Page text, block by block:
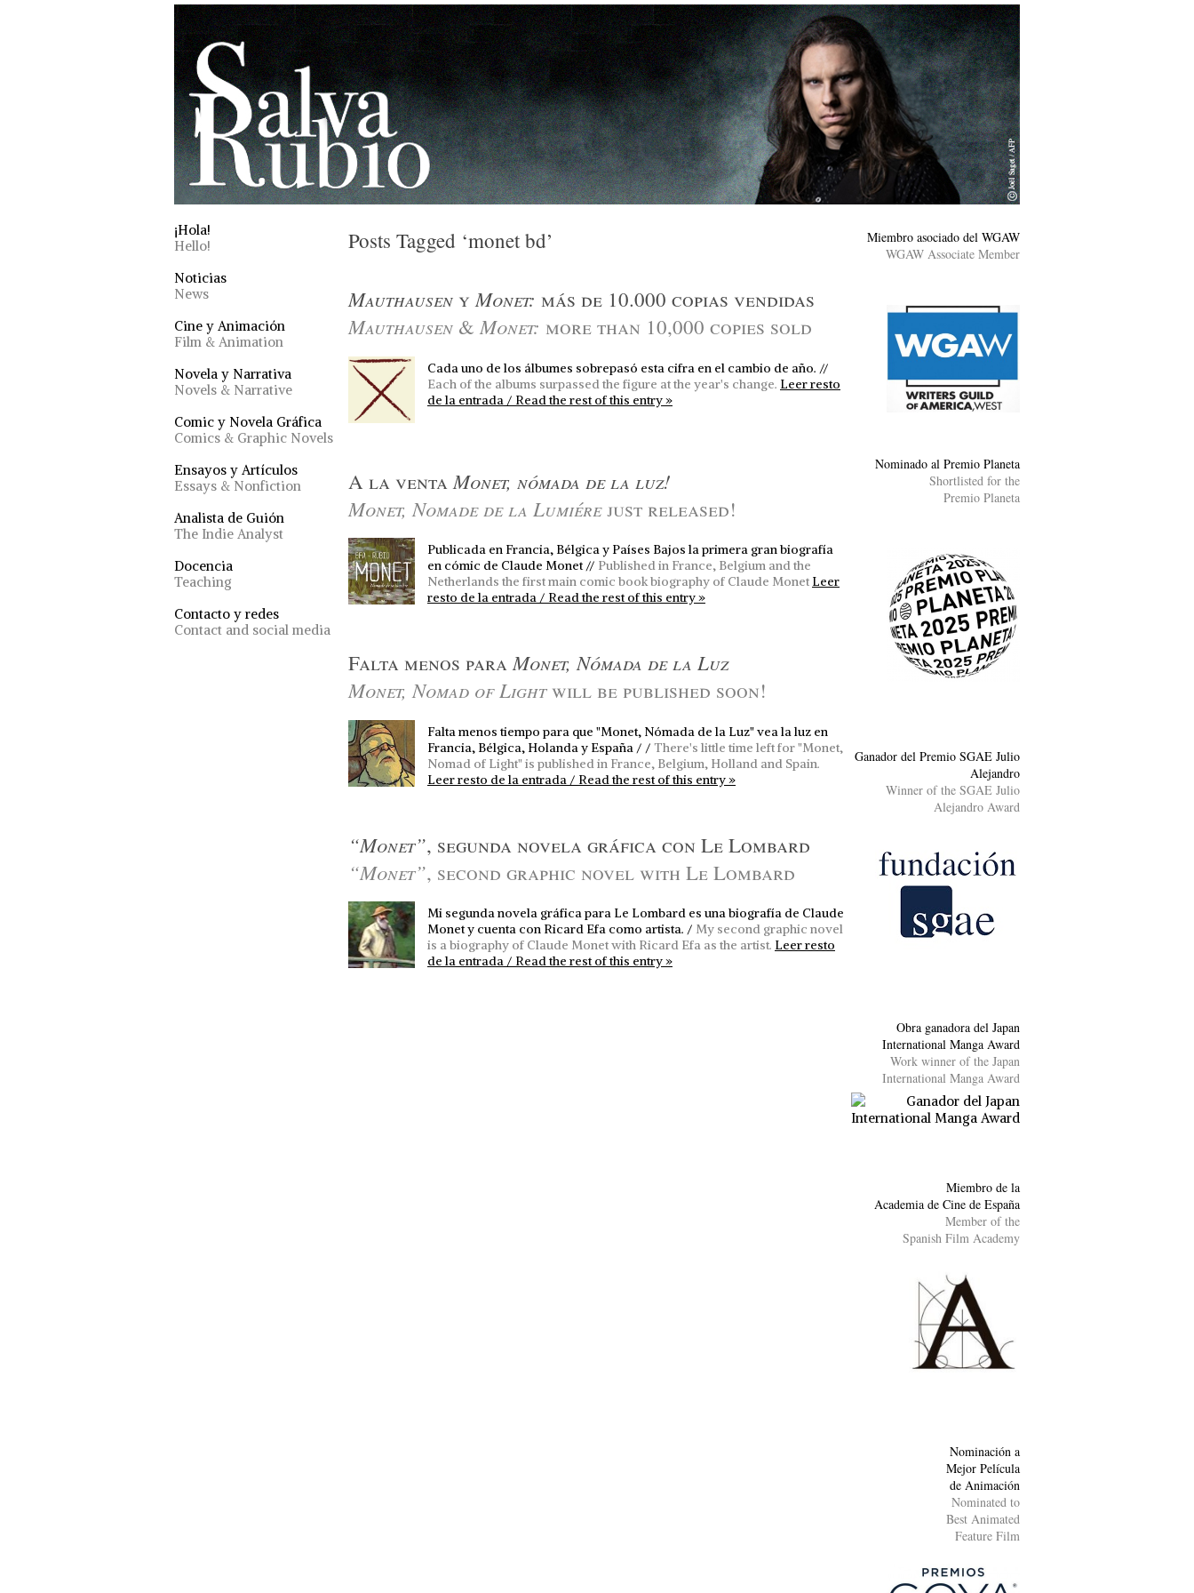
¡Hola!
Hello!
Noticias
News
Cine y Animación
Film & Animation
Novela y Narrativa
Novels & Narrative
Comic y Novela Gráfica
Comics & Graphic Novels
Ensayos y Artículos
Essays & Nonfiction
Analista de Guión
The Indie Analyst
Docencia
Teaching
Contacto y redes
Contact and social media
Posts Tagged ‘monet bd’
Mauthausen yMonet: más de 10.000 copias vendidas
Mauthausen & Monet: more than 10,000 copies sold
Cada uno de los álbumes sobrepasó esta cifra en el cambio de año. //
Each of the albums surpassed the figure at the year's change. Leer resto
de la entrada / Read the rest of this entry »
A la venta Monet, nómada de la luz!
Monet, Nomade de la Lumiérejust released!
Publicada en Francia, Bélgica y Países Bajos la primera gran biografía
en cómic de Claude Monet // Published in France, Belgium and the
Netherlands the first main comic book biography of Claude Monet Leer
resto de la entrada / Read the rest of this entry »
Falta menos paraMonet, Nómada de la Luz
Monet, Nomad of Lightwill be published soon!
Falta menos tiempo para que "Monet, Nómada de la Luz" vea la luz en
Francia, Bélgica, Holanda y España / / There's little time left for "Monet,
Nomad of Light" is published in France, Belgium, Holland and Spain.
Leer resto de la entrada / Read the rest of this entry »
“Monet”, segunda novela gráfica con Le Lombard
“Monet”, second graphic novel with Le Lombard
Mi segunda novela gráfica para Le Lombard es una biografía de Claude
Monet y cuenta con Ricard Efa como artista. / My second graphic novel
is a biography of Claude Monet with Ricard Efa as the artist. Leer resto
de la entrada / Read the rest of this entry »
Miembro asociado del WGAW
WGAW Associate Member
Nominado al Premio Planeta
Shortlisted for the
Premio Planeta
Ganador del Premio SGAE Julio
Alejandro
Winner of the SGAE Julio
Alejandro Award
Obra ganadora del Japan
International Manga Award
Work winner of the Japan
International Manga Award
Miembro de la
Academia de Cine de España
Member of the
Spanish Film Academy
Nominación a
Mejor Película
de Animación
Nominated to
Best Animated
Feature Film